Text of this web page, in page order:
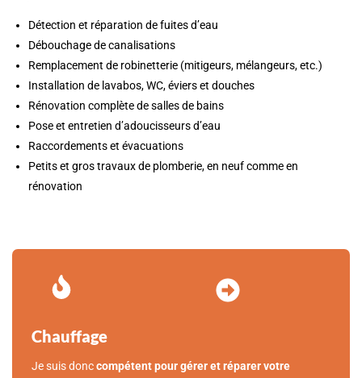
Détection et réparation de fuites d’eau
Débouchage de canalisations
Remplacement de robinetterie (mitigeurs, mélangeurs, etc.)
Installation de lavabos, WC, éviers et douches
Rénovation complète de salles de bains
Pose et entretien d’adoucisseurs d’eau
Raccordements et évacuations
Petits et gros travaux de plomberie, en neuf comme en
rénovation
Chauffage
Je suis donccompétent pour gérer et réparer votre